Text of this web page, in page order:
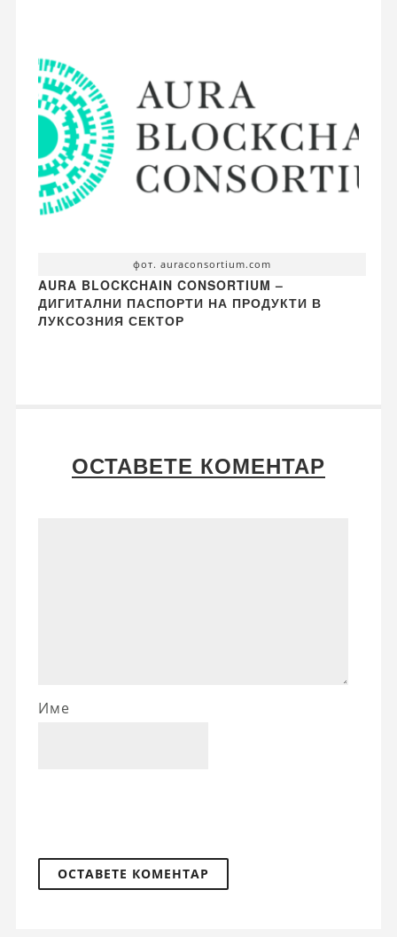
фот. auraconsortium.com
AURA BLOCKCHAIN CONSORTIUM –
ДИГИТАЛНИ ПАСПОРТИ НА ПРОДУКТИ В
ЛУКСОЗНИЯ СЕКТОР
ОСТАВЕТЕ КОМЕНТАР
Име